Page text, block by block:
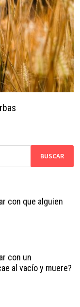
con que alguien
con un
al vacío y muere?